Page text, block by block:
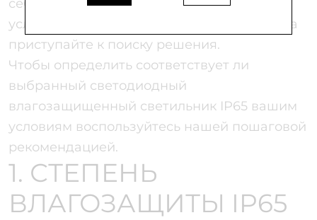
себе четкое представление, в каких
условиях он будет работать. И только тогда
приступайте к поиску решения.
Чтобы определить соответствует ли
выбранный светодиодный
влагозащищенный светильник IP65 вашим
условиям воспользуйтесь нашей пошаговой
рекомендацией.
1. СТЕПЕНЬ
ВЛАГОЗАЩИТЫ IP65